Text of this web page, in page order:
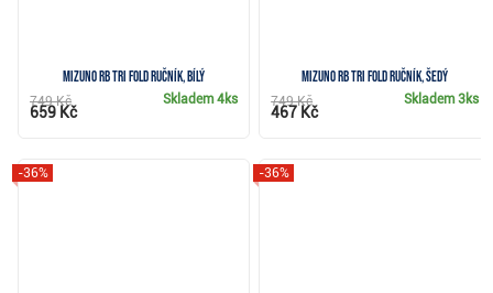
Mizuno RB Tri Fold ručník, bílý
Skladem4ks
749 Kč
659 Kč
Mizuno RB Tri Fold ručník, šedý
Skladem3ks
749 Kč
467 Kč
-36% -36%